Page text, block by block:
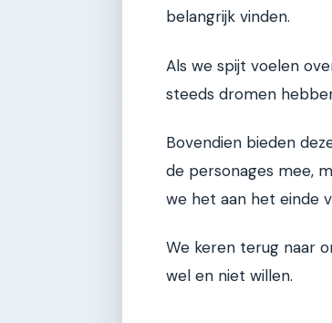
belangrijk vinden.
Als we spijt voelen
steeds dromen
Bovendien bieden
de personages mee,
we het aan het einde
We keren terug naar
wel en niet willen.